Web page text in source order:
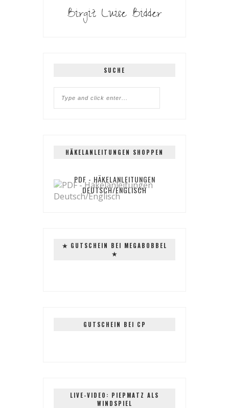
Birgit Luise Bidder
SUCHE
HÄKELANLEITUNGEN SHOPPEN
PDF - HÄKELANLEITUNGEN
DEUTSCH/ENGLISCH
✭ GUTSCHEIN BEI MEGABOBBEL
✭
GUTSCHEIN BEI CP
LIVE-VIDEO: PIEPMATZ ALS
WINDSPIEL